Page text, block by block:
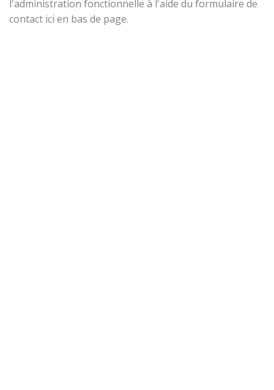
l'administration fonctionnelle à l'aide du formulaire de
contact ici en bas de page.